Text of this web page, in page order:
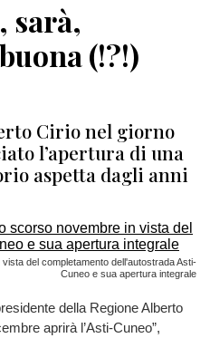
sarà,
(!?!)
Cirio nel giorno
l’apertura di una
aspetta dagli anni
del completamento dell'autostrada Asti-
Cuneo e sua apertura integrale
della Regione Alberto
aprirà l’Asti-Cuneo”,